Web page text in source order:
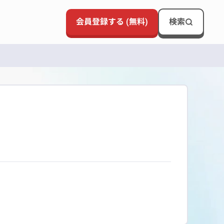
会員登録する (無料) 検索